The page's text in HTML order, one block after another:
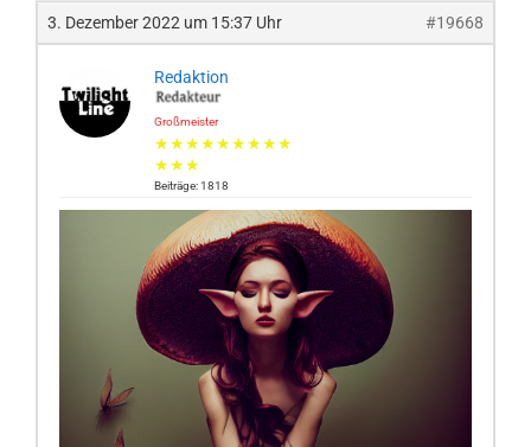
3. Dezember 2022 um 15:37 Uhr #19668
Redaktion
Großmeister
★★★★★★★★★
★★★
Beiträge: 1818